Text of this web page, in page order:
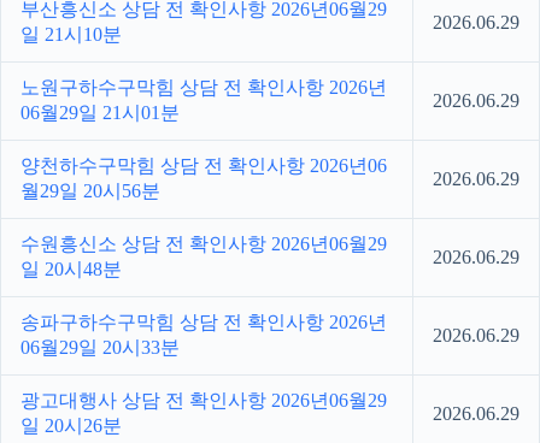
부산흥신소 상담 전 확인사항 2026년06월29
일 21시10분
2026.06.29
노원구하수구막힘 상담 전 확인사항 2026년
06월29일 21시01분
2026.06.29
양천하수구막힘 상담 전 확인사항 2026년06
월29일 20시56분
2026.06.29
수원흥신소 상담 전 확인사항 2026년06월29
일 20시48분
2026.06.29
송파구하수구막힘 상담 전 확인사항 2026년
06월29일 20시33분
2026.06.29
광고대행사 상담 전 확인사항 2026년06월29
일 20시26분
2026.06.29